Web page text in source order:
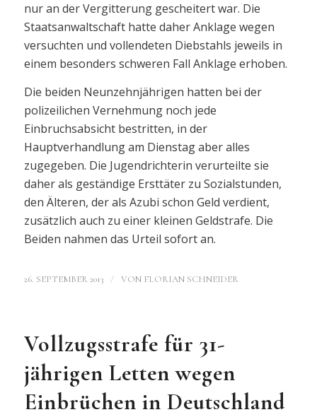
nur an der Vergitterung gescheitert war. Die
Staatsanwaltschaft hatte daher Anklage wegen
versuchten und vollendeten Diebstahls jeweils in
einem besonders schweren Fall Anklage erhoben.
Die beiden Neunzehnjährigen hatten bei der
polizeilichen Vernehmung noch jede
Einbruchsabsicht bestritten, in der
Hauptverhandlung am Dienstag aber alles
zugegeben. Die Jugendrichterin verurteilte sie
daher als geständige Ersttäter zu Sozialstunden,
den Älteren, der als Azubi schon Geld verdient,
zusätzlich auch zu einer kleinen Geldstrafe. Die
Beiden nahmen das Urteil sofort an.
26. SEPTEMBER 2013 / VON FLORIAN SCHNEIDER
Vollzugsstrafe für 31-
jährigen Letten wegen
Einbrüchen in Deutschland